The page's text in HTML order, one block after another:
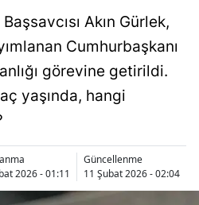
Akın Gürlek,
Cumhurbaşkanı
görevine getirildi.
yaşında, hangi
2026 - 01:11
Güncellenme
11 Şubat 2026 - 02:04